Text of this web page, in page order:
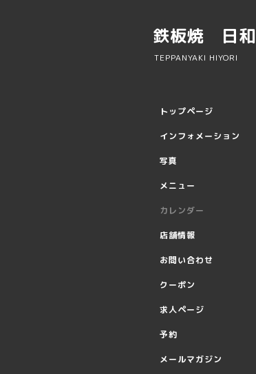
鉄板焼 日和
TEPPANYAKI HIYORI
トップページ
インフォメーション
写真
メニュー
カレンダー
店舗情報
お問い合わせ
クーポン
求人ページ
予約
メールマガジン